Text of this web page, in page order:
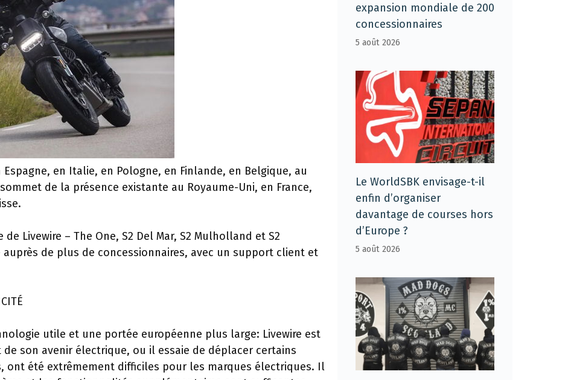
en Italie, en Pologne, en Finlande, en Belgique, au
de la présence existante au Royaume-Uni, en France,
Livewire – The One, S2 Del Mar, S2 Mulholland et S2
de plus de concessionnaires, avec un support client et
utile et une portée européenne plus large: Livewire est
son avenir électrique, ou il essaie de déplacer certains
ont été extrêmement difficiles pour les marques électriques. Il
expansion mondiale de 200
concessionnaires
5 août 2026
Le WorldSBK envisage-t-il
enfin d’organiser
davantage de courses hors
d’Europe ?
5 août 2026